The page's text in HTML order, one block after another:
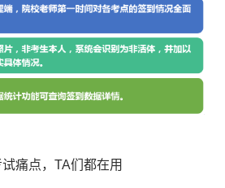
痛点，TA们都在用